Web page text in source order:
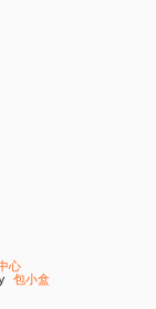
心
包小盒